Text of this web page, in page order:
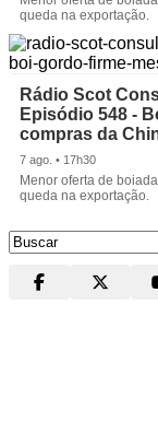
queda na exportação.
Rádio Scot
Episódio 548 -
compras da
7 ago. • 17h30
Menor oferta de
queda na exportação.